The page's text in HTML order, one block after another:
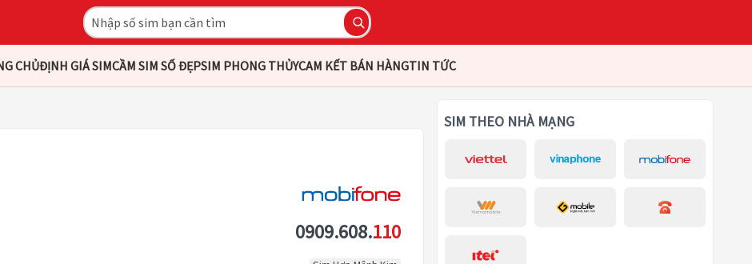
CHỦĐỊNH GIÁ SIMCẦM SIM SỐ ĐẸPSIM PHONG THỦYCAM KẾT BÁN HÀNGTIN TỨC
0909.608.110
SIM THEO NHÀ MẠNG